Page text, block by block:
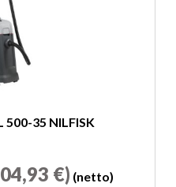
500-35 NILFISK
€) (netto)